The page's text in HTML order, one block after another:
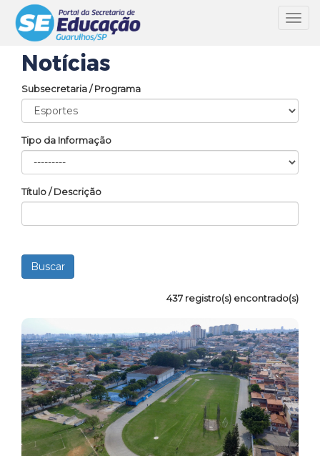
Notícias
Subsecretaria / Programa
Tipo da Informação
Título / Descrição
437 registro(s) encontrado(s)